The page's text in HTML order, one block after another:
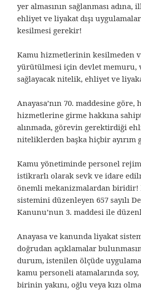
yer almasının sağlanması adına,
ehliyet ve liyakat dışı
kesilmesi gerekir!
Kamu hizmetlerinin kesilmeden
yürütülmesi için devlet
sağlayacak nitelik, ehliyet ve
Anayasa’nın 70. maddesine
hizmetlerine girme hakkına
alınmada, görevin gerektirdiği
niteliklerden başka hiçbir ayırım
Kamu yönetiminde personel
istikrarlı olarak sevk ve idare
önemli mekanizmalardan biridir!
sistemini düzenleyen 657 sayılı
Kanunu’nun 3. maddesi ile
Anayasa ve kanunda liyakat
doğrudan açıklamalar
durum, istenilen ölçüde
kamu personeli atamalarında soy,
birinin yakını, oğlu veya kızı